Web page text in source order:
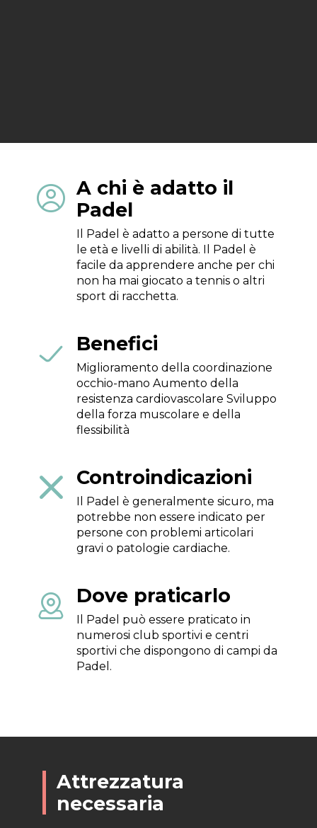
 A chi è adatto il
Padel
Il Padel è adatto a persone di tutte
le età e livelli di abilità. Il Padel è
facile da apprendere anche per chi
non ha mai giocato a tennis o altri
sport di racchetta.
 Benefici
Miglioramento della coordinazione
occhio-mano Aumento della
resistenza cardiovascolare Sviluppo
della forza muscolare e della
flessibilità
 Controindicazioni
Il Padel è generalmente sicuro, ma
potrebbe non essere indicato per
persone con problemi articolari
gravi o patologie cardiache.
 Dove praticarlo
Il Padel può essere praticato in
numerosi club sportivi e centri
sportivi che dispongono di campi da
Padel.
Attrezzatura
necessaria